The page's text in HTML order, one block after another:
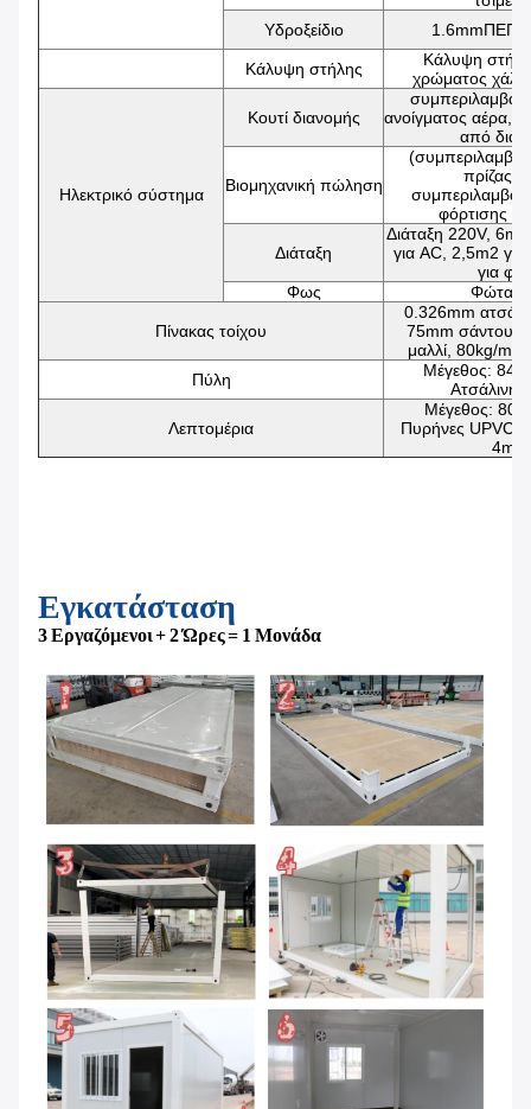
Υδροξείδιο
1.6mmΠΕΠΚ
Κάλυψη στήλης
Κάλυψη
χρώματος
Ηλεκτρικό σύστημα
Κουτί διανομής
ανοίγματος αέρα,
από
Βιομηχανική πώληση
πρίζας)
φόρτισης
Διάταξη
Διάταξη 220V,
για AC, 2,5m2
για
Φως
Φώτα
Πίνακας τοίχου
0.326mm
75mm
μαλλί, 80kg/m3
Πύλη
Μέγεθος:
Ατσάλινη
Λεπτομέρια
Μέγεθος:
Πυρήνες UPVC,
4mm
Εγκατάσταση
3 Εργαζόμενοι + 2 Ώρες = 1 Μονάδα